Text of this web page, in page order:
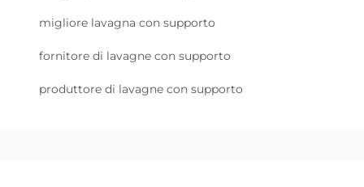
migliore lavagna con supporto
fornitore di lavagne con supporto
produttore di lavagne con supporto